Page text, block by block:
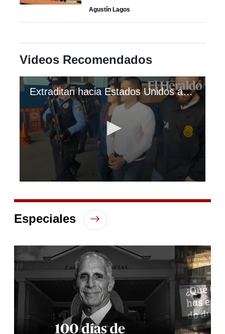
Agustín Lagos
Videos Recomendados
Extraditan hacia Estados Unidos a socio de los Valle Valle
of
minute,
54
Especiales